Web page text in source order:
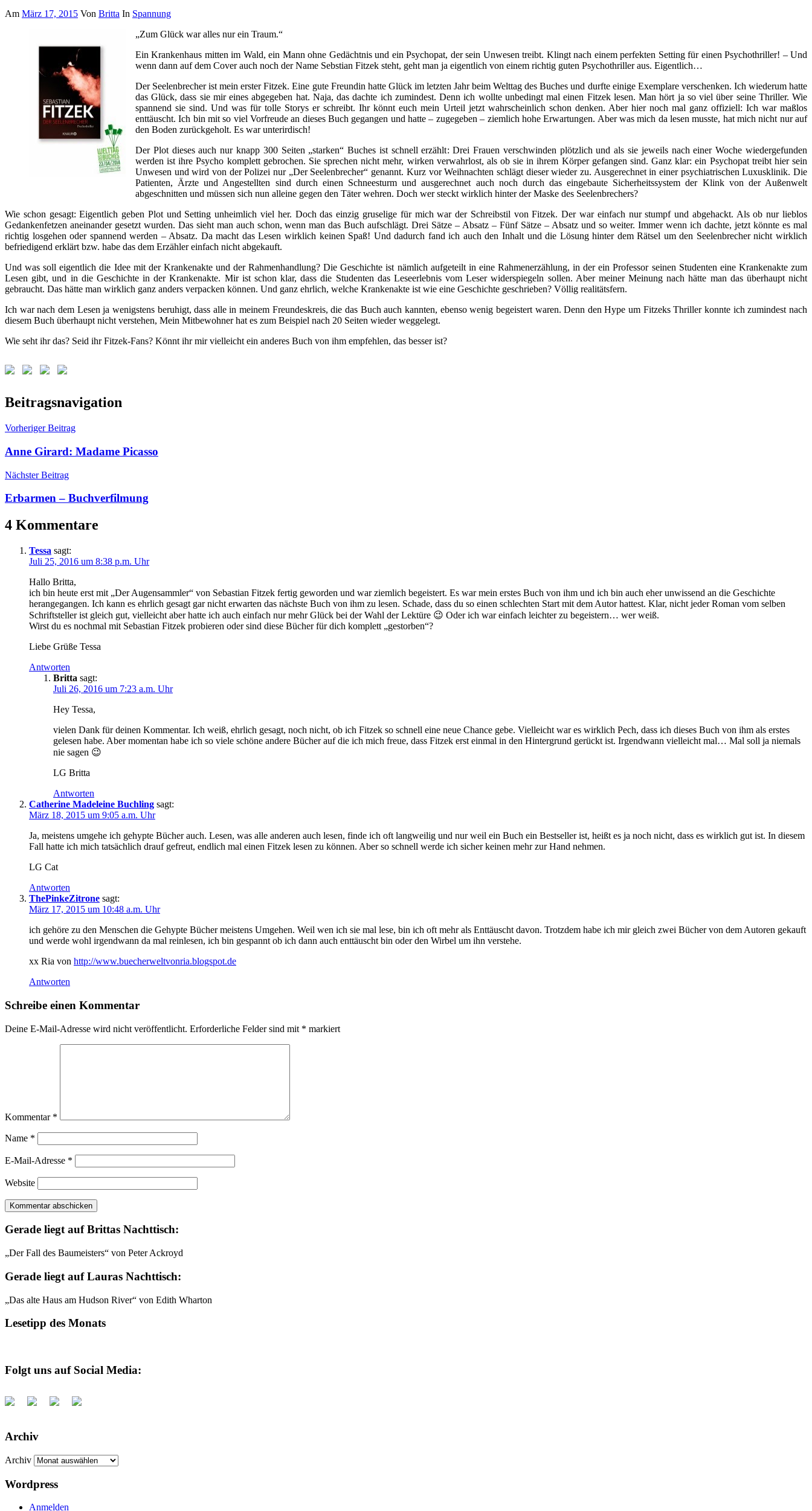
Am März 17, 2015 Von Britta In Spannung
„Zum Glück war alles nur ein Traum.“
Ein Krankenhaus mitten im Wald, ein Mann ohne Gedächtnis und ein Psychopat, der sein Unwesen treibt. Klingt nach einem perfekten Setting für einen Psychothriller! – Und
wenn dann auf dem Cover auch noch der Name Sebstian Fitzek steht, geht man ja eigentlich von einem richtig guten Psychothriller aus. Eigentlich…
Der Seelenbrecher ist mein erster Fitzek. Eine gute Freundin hatte Glück im letzten Jahr beim Welttag des Buches und durfte einige Exemplare verschenken. Ich wiederum hatte
das Glück, dass sie mir eines abgegeben hat. Naja, das dachte ich zumindest. Denn ich wollte unbedingt mal einen Fitzek lesen. Man hört ja so viel über seine Thriller. Wie
spannend sie sind. Und was für tolle Storys er schreibt. Ihr könnt euch mein Urteil jetzt wahrscheinlich schon denken. Aber hier noch mal ganz offiziell: Ich war maßlos
enttäuscht. Ich bin mit so viel Vorfreude an dieses Buch gegangen und hatte – zugegeben – ziemlich hohe Erwartungen. Aber was mich da lesen musste, hat mich nicht nur auf
den Boden zurückgeholt. Es war unterirdisch!
Der Plot dieses auch nur knapp 300 Seiten „starken“ Buches ist schnell erzählt: Drei Frauen verschwinden plötzlich und als sie jeweils nach einer Woche wiedergefunden
werden ist ihre Psycho komplett gebrochen. Sie sprechen nicht mehr, wirken verwahrlost, als ob sie in ihrem Körper gefangen sind. Ganz klar: ein Psychopat treibt hier sein
Unwesen und wird von der Polizei nur „Der Seelenbrecher“ genannt. Kurz vor Weihnachten schlägt dieser wieder zu. Ausgerechnet in einer psychiatrischen Luxusklinik. Die
Patienten, Ärzte und Angestellten sind durch einen Schneesturm und ausgerechnet auch noch durch das eingebaute Sicherheitssystem der Klink von der Außenwelt
abgeschnitten und müssen sich nun alleine gegen den Täter wehren. Doch wer steckt wirklich hinter der Maske des Seelenbrechers?
Wie schon gesagt: Eigentlich geben Plot und Setting unheimlich viel her. Doch das einzig gruselige für mich war der Schreibstil von Fitzek. Der war einfach nur stumpf und abgehackt. Als ob nur lieblos
Gedankenfetzen aneinander gesetzt wurden. Das sieht man auch schon, wenn man das Buch aufschlägt. Drei Sätze – Absatz – Fünf Sätze – Absatz und so weiter. Immer wenn ich dachte, jetzt könnte es mal
richtig losgehen oder spannend werden – Absatz. Da macht das Lesen wirklich keinen Spaß! Und dadurch fand ich auch den Inhalt und die Lösung hinter dem Rätsel um den Seelenbrecher nicht wirklich
befriedigend erklärt bzw. habe das dem Erzähler einfach nicht abgekauft.
Und was soll eigentlich die Idee mit der Krankenakte und der Rahmenhandlung? Die Geschichte ist nämlich aufgeteilt in eine Rahmenerzählung, in der ein Professor seinen Studenten eine Krankenakte zum
Lesen gibt, und in die Geschichte in der Krankenakte. Mir ist schon klar, dass die Studenten das Leseerlebnis vom Leser widerspiegeln sollen. Aber meiner Meinung nach hätte man das überhaupt nicht
gebraucht. Das hätte man wirklich ganz anders verpacken können. Und ganz ehrlich, welche Krankenakte ist wie eine Geschichte geschrieben? Völlig realitätsfern.
Ich war nach dem Lesen ja wenigstens beruhigt, dass alle in meinem Freundeskreis, die das Buch auch kannten, ebenso wenig begeistert waren. Denn den Hype um Fitzeks Thriller konnte ich zumindest nach
diesem Buch überhaupt nicht verstehen, Mein Mitbewohner hat es zum Beispiel nach 20 Seiten wieder weggelegt.
Wie seht ihr das? Seid ihr Fitzek-Fans? Könnt ihr mir vielleicht ein anderes Buch von ihm empfehlen, das besser ist?
Schlagwörter:
Sebastian
Beitragsnavigation
Vorheriger Beitrag
Anne Girard: Madame Picasso
Nächster Beitrag
Erbarmen – Buchverfilmung
4 Kommentare
Tessa sagt:
Juli 25, 2016 um 8:38 p.m. Uhr
Hallo Britta,
ich bin heute erst mit „Der Augensammler“ von Sebastian Fitzek fertig geworden und war ziemlich begeistert. Es war mein erstes Buch von ihm und ich bin auch eher unwissend an die Geschichte
herangegangen. Ich kann es ehrlich gesagt gar nicht erwarten das nächste Buch von ihm zu lesen. Schade, dass du so einen schlechten Start mit dem Autor hattest. Klar, nicht jeder Roman vom selben
Schriftsteller ist gleich gut, vielleicht aber hatte ich auch einfach nur mehr Glück bei der Wahl der Lektüre 😉 Oder ich war einfach leichter zu begeistern… wer weiß.
Wirst du es nochmal mit Sebastian Fitzek probieren oder sind diese Bücher für dich komplett „gestorben“?
Liebe Grüße Tessa
Antworten
Britta sagt:
Juli 26, 2016 um 7:23 a.m. Uhr
Hey Tessa,
vielen Dank für deinen Kommentar. Ich weiß, ehrlich gesagt, noch nicht, ob ich Fitzek so schnell eine neue Chance gebe. Vielleicht war es wirklich Pech, dass ich dieses Buch von ihm als erstes
gelesen habe. Aber momentan habe ich so viele schöne andere Bücher auf die ich mich freue, dass Fitzek erst einmal in den Hintergrund gerückt ist. Irgendwann vielleicht mal… Mal soll ja niemals
nie sagen 😉
LG Britta
Antworten
Catherine Madeleine Buchling sagt:
März 18, 2015 um 9:05 a.m. Uhr
Ja, meistens umgehe ich gehypte Bücher auch. Lesen, was alle anderen auch lesen, finde ich oft langweilig und nur weil ein Buch ein Bestseller ist, heißt es ja noch nicht, dass es wirklich gut ist. In diesem
Fall hatte ich mich tatsächlich drauf gefreut, endlich mal einen Fitzek lesen zu können. Aber so schnell werde ich sicher keinen mehr zur Hand nehmen.
LG Cat
Antworten
ThePinkeZitrone sagt:
März 17, 2015 um 10:48 a.m. Uhr
ich gehöre zu den Menschen die Gehypte Bücher meistens Umgehen. Weil wen ich sie mal lese, bin ich oft mehr als Enttäuscht davon. Trotzdem habe ich mir gleich zwei Bücher von dem Autoren gekauft
und werde wohl irgendwann da mal reinlesen, ich bin gespannt ob ich dann auch enttäuscht bin oder den Wirbel um ihn verstehe.
xx Ria von http://www.buecherweltvonria.blogspot.de
Antworten
Schreibe einen Kommentar
Deine E-Mail-Adresse wird nicht veröffentlicht. Erforderliche Felder sind mit * markiert
Kommentar *
Name *
E-Mail-Adresse *
Website
Gerade liegt auf Brittas Nachttisch:
„Der Fall des Baumeisters“ von Peter Ackroyd
Gerade liegt auf Lauras Nachttisch:
„Das alte Haus am Hudson River“ von Edith Wharton
Lesetipp des Monats
Folgt uns auf Social Media:
Archiv
Archiv
Wordpress
Anmelden